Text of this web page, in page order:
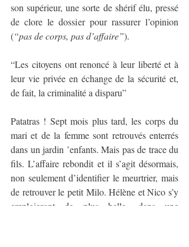
son supérieur, une sorte de shérif élu, pressé
de clore le dossier pour rassurer l’opinion
(“pas de corps, pas d’affaire”).
“Les citoyens ont renoncé à leur liberté et à
leur vie privée en échange de la sécurité et,
de fait, la criminalité a disparu”
Patatras ! Sept mois plus tard, les corps du
mari et de la femme sont retrouvés enterrés
dans un jardin ’enfants. Mais pas de trace du
fils. L’affaire rebondit et il s’agit désormais,
non seulement d’identifier le meurtrier, mais
de retrouver le petit Milo. Hélène et Nico s’y
emploieront de plus belle, dans une